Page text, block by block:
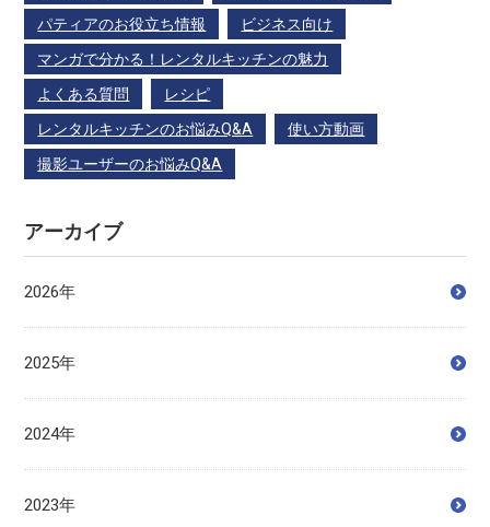
パティアのお役立ち情報
ビジネス向け
マンガで分かる！レンタルキッチンの魅力
よくある質問
レシピ
レンタルキッチンのお悩みQ&A
使い方動画
撮影ユーザーのお悩みQ&A
アーカイブ
2026年
2025年
2024年
2023年